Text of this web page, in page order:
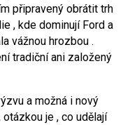
připravený obrátit trh
, kde dominují Ford a
vážnou hrozbou .
tradiční ani založený
a možná i nový
je , co udělají